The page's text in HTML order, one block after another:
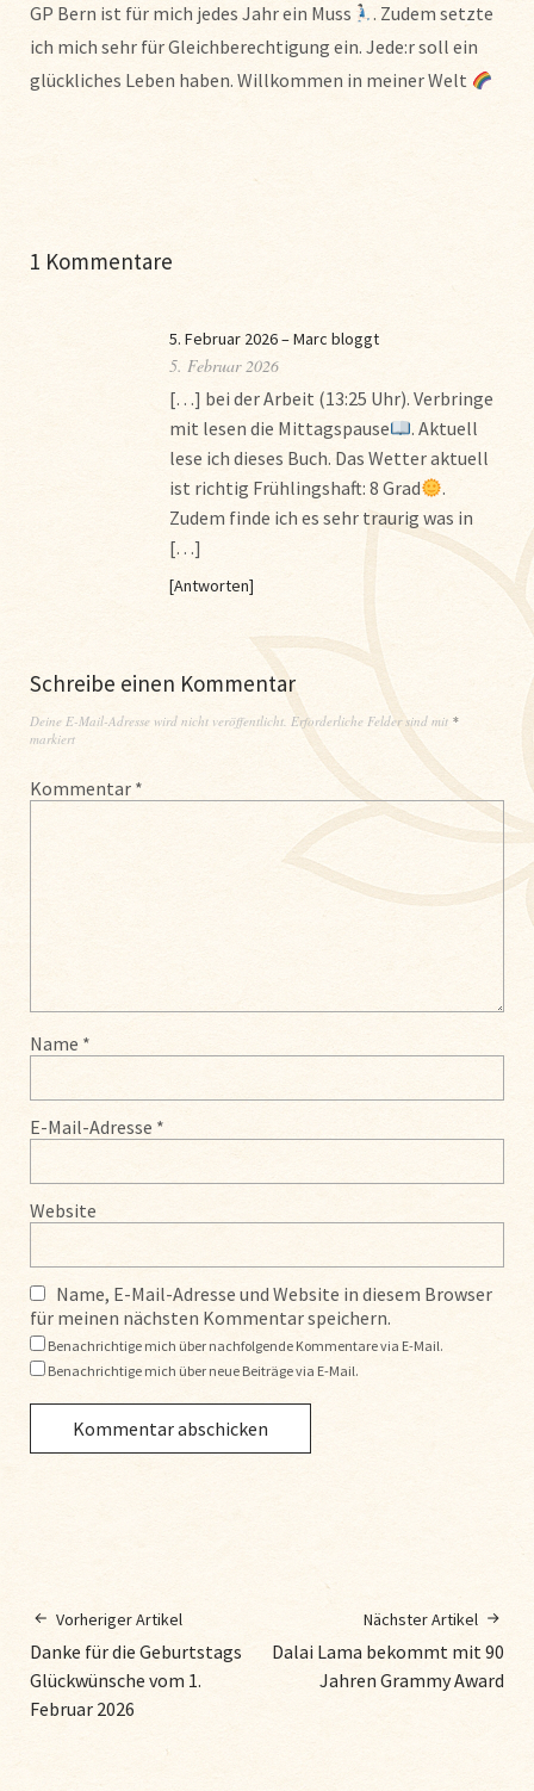
GP Bern ist für mich jedes Jahr ein Muss
. Zudem setzte
ich mich sehr für Gleichberechtigung ein. Jede:r soll ein
glückliches Leben haben. Willkommen in meiner Welt
1 Kommentare
5. Februar 2026 – Marc bloggt
5. Februar 2026
[…] bei der Arbeit (13:25 Uhr). Verbringe
mit lesen die Mittagspause
. Aktuell
lese ich dieses Buch. Das Wetter aktuell
ist richtig Frühlingshaft: 8 Grad
.
Zudem finde ich es sehr traurig was in
[…]
Antworten
Schreibe einen Kommentar
Deine E-Mail-Adresse wird nicht veröffentlicht. Erforderliche Felder sind mit *
markiert
Kommentar *
Name *
E-Mail-Adresse *
Website
Name, E-Mail-Adresse und Website in diesem Browser
für meinen nächsten Kommentar speichern.
Benachrichtige mich über nachfolgende Kommentare via E-Mail.
Benachrichtige mich über neue Beiträge via E-Mail.
Vorheriger Artikel
Danke für die Geburtstags
Glückwünsche vom 1.
Februar 2026
Nächster Artikel
Dalai Lama bekommt mit 90
Jahren Grammy Award